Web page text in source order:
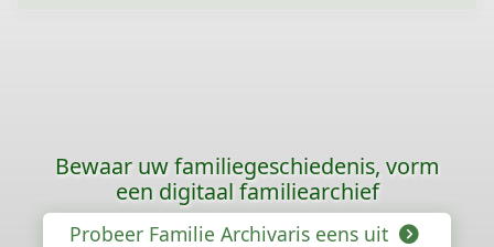
Bewaar uw familiegeschiedenis, vorm
een digitaal familiearchief
Probeer Familie Archivaris eens uit